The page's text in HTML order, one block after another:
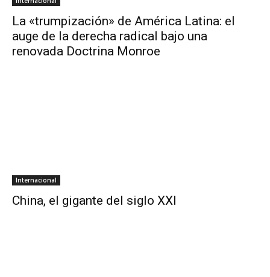
La «trumpización» de América Latina: el
auge de la derecha radical bajo una
renovada Doctrina Monroe
Internacional
China, el gigante del siglo XXI